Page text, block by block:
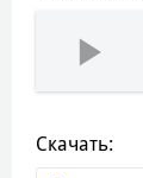
Скачать: